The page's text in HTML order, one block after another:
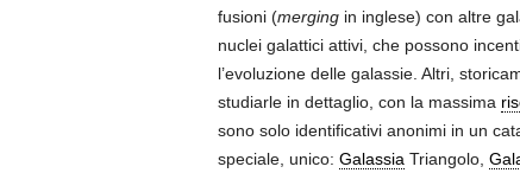
fusioni (mergingin inglese) con altre
nuclei galattici attivi, che possono
l’evoluzione delle galassie. Altri,
studiarle in dettaglio, con la massima
sono solo identificativi anonimi in un
speciale, unico: Galassia Triangolo,